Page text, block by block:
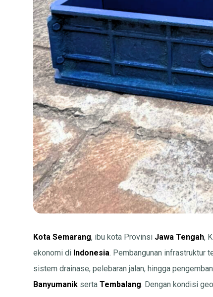
Kota Semarang, ibu kota Provinsi Jawa Tengah,
ekonomi di Indonesia. Pembangunan infrastruktur
sistem drainase, pelebaran jalan, hingga
Banyumanik sertaTembalang. Dengan kondisi